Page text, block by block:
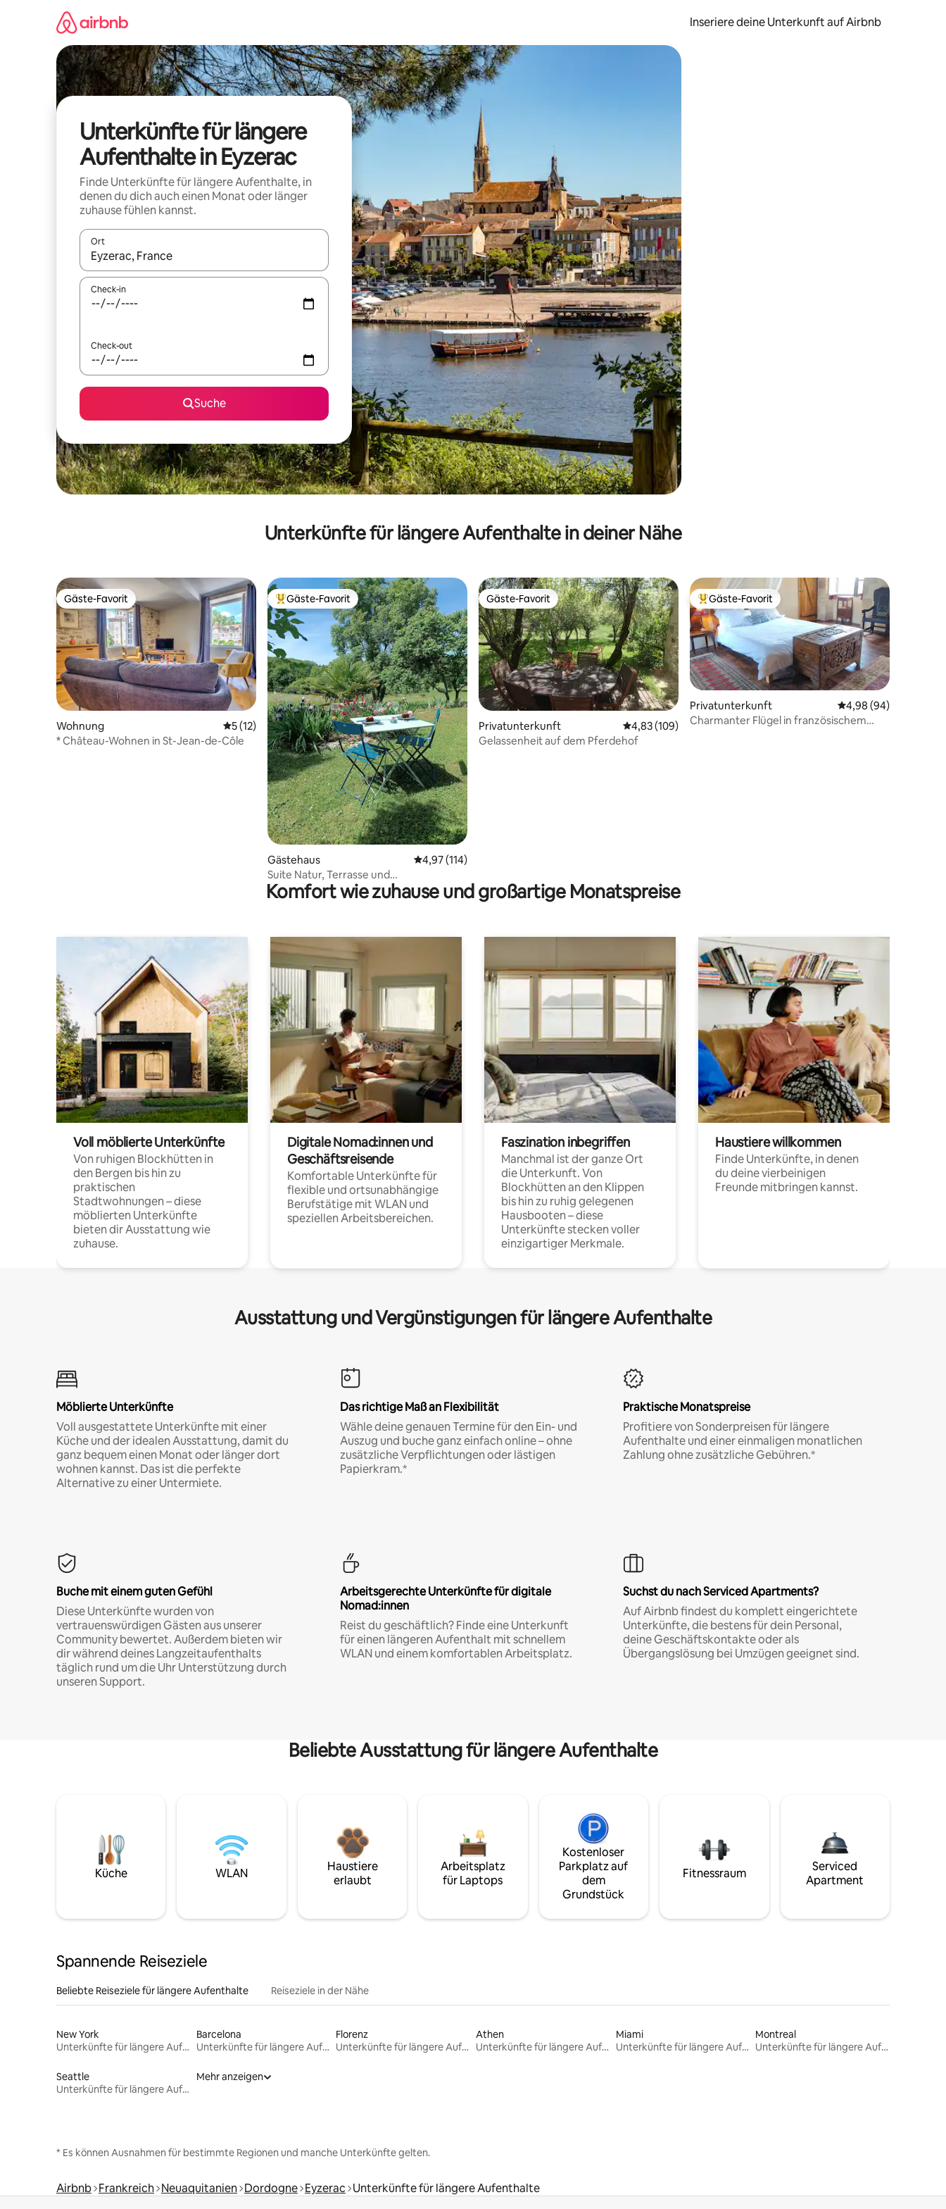
Inseriere deine Unterkunft auf Airbnb
Unterkünfte für längere
Aufenthalte in Eyzerac
Finde Unterkünfte für längere Aufenthalte, in
denen du dich auch einen Monat oder länger
zuhause fühlen kannst.
Ort
Wenn Ergebnisse verfügbar sind, navigiere mit den Pfeiltasten nach oben und unten oder erkunde die Ergebnisse durch Berühren oder Wischgesten.
Check-in
Check-out
Suche
Unterkünfte für längere Aufenthalte in deiner Nähe
Gäste-Favorit
Gäste-Favorit
Wohnung Durchschnittliche Bewertung: 5 von 5, 12 Bewertungen
5 (12)
* Château-Wohnen in St-Jean-de-Côle
Beliebter Gäste-Favorit.
Gäste-Favorit
Gästehaus Durchschnittliche Bewertung: 4,97 von 5, 114 Bewertungen
4,97 (114)
Suite Natur, Terrasse und
hausgemachtes Abendessen
Gäste-Favorit
Gäste-Favorit
Privatunterkunft Durchschnittliche Bewertung: 4,83 von 5, 109 Bewertungen
4,83 (109)
Gelassenheit auf dem Pferdehof
Beliebter Gäste-Favorit.
Gäste-Favorit
Privatunterkunft Durchschnittliche
4,98 (94)
Charmanter Flügel in französischem
Komfort wie zuhause und großartige Monatspreise
Voll möblierte Unterkünfte
Von ruhigen Blockhütten in
den Bergen bis hin zu
praktischen
Stadtwohnungen – diese
möblierten Unterkünfte
bieten dir Ausstattung wie
zuhause.
Digitale Nomad:innen und
Geschäftsreisende
Komfortable Unterkünfte für
flexible und ortsunabhängige
Berufstätige mit WLAN und
speziellen Arbeitsbereichen.
Faszination inbegriffen
Manchmal ist der ganze Ort
die Unterkunft. Von
Blockhütten an den Klippen
bis hin zu ruhig gelegenen
Hausbooten – diese
Unterkünfte stecken voller
einzigartiger Merkmale.
Haustiere willkommen
Finde Unterkünfte, in denen
du deine vierbeinigen
Freunde mitbringen kannst.
Ausstattung und Vergünstigungen für längere Aufenthalte
Möblierte Unterkünfte
Voll ausgestattete Unterkünfte mit einer
Küche und der idealen Ausstattung, damit du
ganz bequem einen Monat oder länger dort
wohnen kannst. Das ist die perfekte
Alternative zu einer Untermiete.
Das richtige Maß an Flexibilität
Wähle deine genauen Termine für den Ein- und
Auszug und buche ganz einfach online – ohne
zusätzliche Verpflichtungen oder lästigen
Papierkram.*
Praktische Monatspreise
Profitiere von Sonderpreisen für längere
Aufenthalte und einer einmaligen monatlichen
Zahlung ohne zusätzliche Gebühren.*
Buche mit einem guten Gefühl
Diese Unterkünfte wurden von
vertrauenswürdigen Gästen aus unserer
Community bewertet. Außerdem bieten wir
dir während deines Langzeitaufenthalts
täglich rund um die Uhr Unterstützung durch
unseren Support.
Arbeitsgerechte Unterkünfte für digitale
Nomad:innen
Reist du geschäftlich? Finde eine Unterkunft
für einen längeren Aufenthalt mit schnellem
WLAN und einem komfortablen Arbeitsplatz.
Suchst du nach Serviced Apartments?
Auf Airbnb findest du komplett eingerichtete
Unterkünfte, die bestens für dein Personal,
deine Geschäftskontakte oder als
Übergangslösung bei Umzügen geeignet sind.
Beliebte Ausstattung für längere Aufenthalte
Küche WLAN
Haustiere
erlaubt
Arbeitsplatz
für Laptops
Kostenloser
Parkplatz auf
dem
Grundstück
Fitnessraum
Serviced
Apartment
Spannende Reiseziele
Beliebte Reiseziele für längere Aufenthalte Reiseziele in der Nähe
New York
Unterkünfte für längere Aufenthalte
Barcelona
Unterkünfte für längere Aufenthalte
Florenz
Unterkünfte für längere Aufenthalte
Athen
Unterkünfte für längere Aufenthalte
Miami
Unterkünfte für längere Aufenthalte
Montreal
Unterkünfte für längere Aufenthalte
Seattle
Unterkünfte für längere Aufenthalte
Mehr anzeigen
* Es können Ausnahmen für bestimmte Regionen und manche Unterkünfte gelten.
Airbnb Frankreich Neuaquitanien Dordogne Eyzerac Unterkünfte für längere Aufenthalte